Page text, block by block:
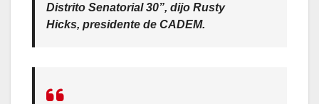
Distrito Senatorial 30”, dijo Rusty
Hicks, presidente de CADEM.